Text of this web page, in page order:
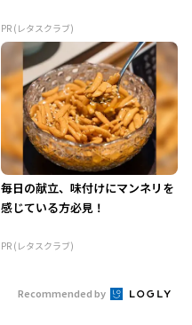
PR (レタスクラブ)
毎日の献立、味付けにマンネリを
感じている方必見！
PR (レタスクラブ)
Recommended by